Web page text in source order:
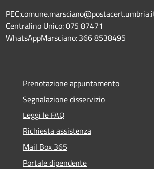
Centralino Unico: 075 87471
WhatsAppMarsciano: 366 8538495
Prenotazione appuntamento
Segnalazione disservizio
Leggi le FAQ
Richiesta assistenza
Mail Box 365
Portale dipendente